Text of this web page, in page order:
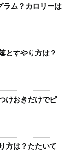
ラム？カロリーは
とすやり方は？
けおきだけでピ
方は？たたいて